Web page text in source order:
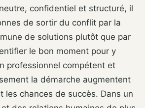
confidentiel et structuré, il
de sortir du conflit par la
de solutions plutôt que par
le bon moment pour y
professionnel compétent et
la démarche augmentent
les chances de succès. Dans un